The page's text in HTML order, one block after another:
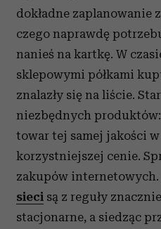
dokładne zaplanowanie
czego naprawdę
nanieś na kartkę. W
sklepowymi półkami
znalazły się na liście.
niezbędnych produktów:
towar tej samej jakości
korzystniejszej cenie.
zakupów internetowych.
sieci są z reguły
stacjonarne, a siedząc